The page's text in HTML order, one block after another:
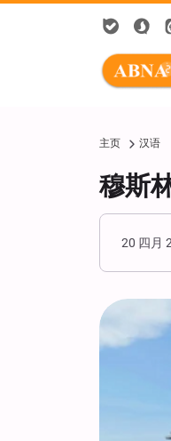
主页 汉语
穆斯
20 四月